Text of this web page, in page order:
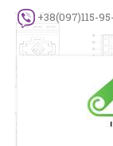
+38(097)115-